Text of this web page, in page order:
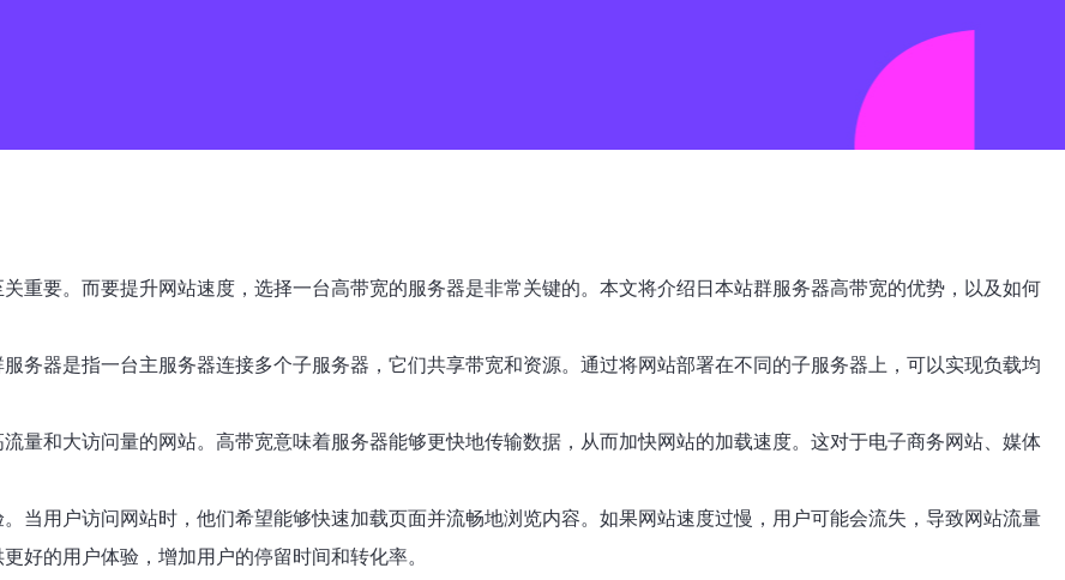
重要。而要提升网站速度，选择一台高带宽的服务器是非常关键的。本文将介绍日本站群服务器高带宽的优势，以及如何
务器是指一台主服务器连接多个子服务器，它们共享带宽和资源。通过将网站部署在不同的子服务器上，可以实现负载均
量和大访问量的网站。高带宽意味着服务器能够更快地传输数据，从而加快网站的加载速度。这对于电子商务网站、媒体
当用户访问网站时，他们希望能够快速加载页面并流畅地浏览内容。如果网站速度过慢，用户可能会流失，导致网站流量
好的用户体验，增加用户的停留时间和转化率。